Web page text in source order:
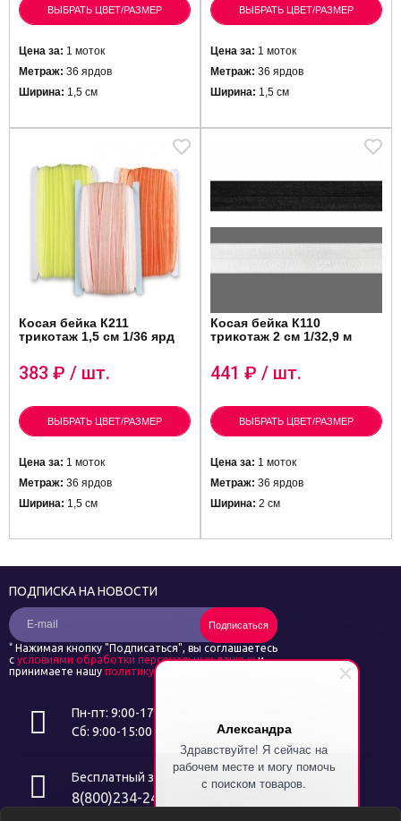
Александра
Здравствуйте! Я сейчас на
рабочем месте и могу помочь
с поиском товаров.
ВЫБРАТЬ ЦВЕТ/РАЗМЕР
Цена за: 1 моток
Метраж: 36 ярдов
Ширина: 1,5 см
ВЫБРАТЬ ЦВЕТ/РАЗМЕР
Цена за: 1 моток
Метраж: 36 ярдов
Ширина: 1,5 см
Косая бейка К211
трикотаж 1,5 см 1/36 ярд
383 ₽ / шт.
ВЫБРАТЬ ЦВЕТ/РАЗМЕР
Цена за: 1 моток
Метраж: 36 ярдов
Ширина: 1,5 см
Косая бейка К110
трикотаж 2 см 1/32,9 м
441 ₽ / шт.
ВЫБРАТЬ ЦВЕТ/РАЗМЕР
Цена за: 1 моток
Метраж: 36 ярдов
Ширина: 2 см
Пн-пт: 9:00-17:00
Сб: 9:00-15:00
Бесплатный звонок
8(800)234-24-14
ПОДПИСКА НА НОВОСТИ
Подписаться
* Нажимая кнопку "Подписаться", вы соглашаетесь
с условиями обработки персональных данныхи
принимаете нашу политику конфиденциальности